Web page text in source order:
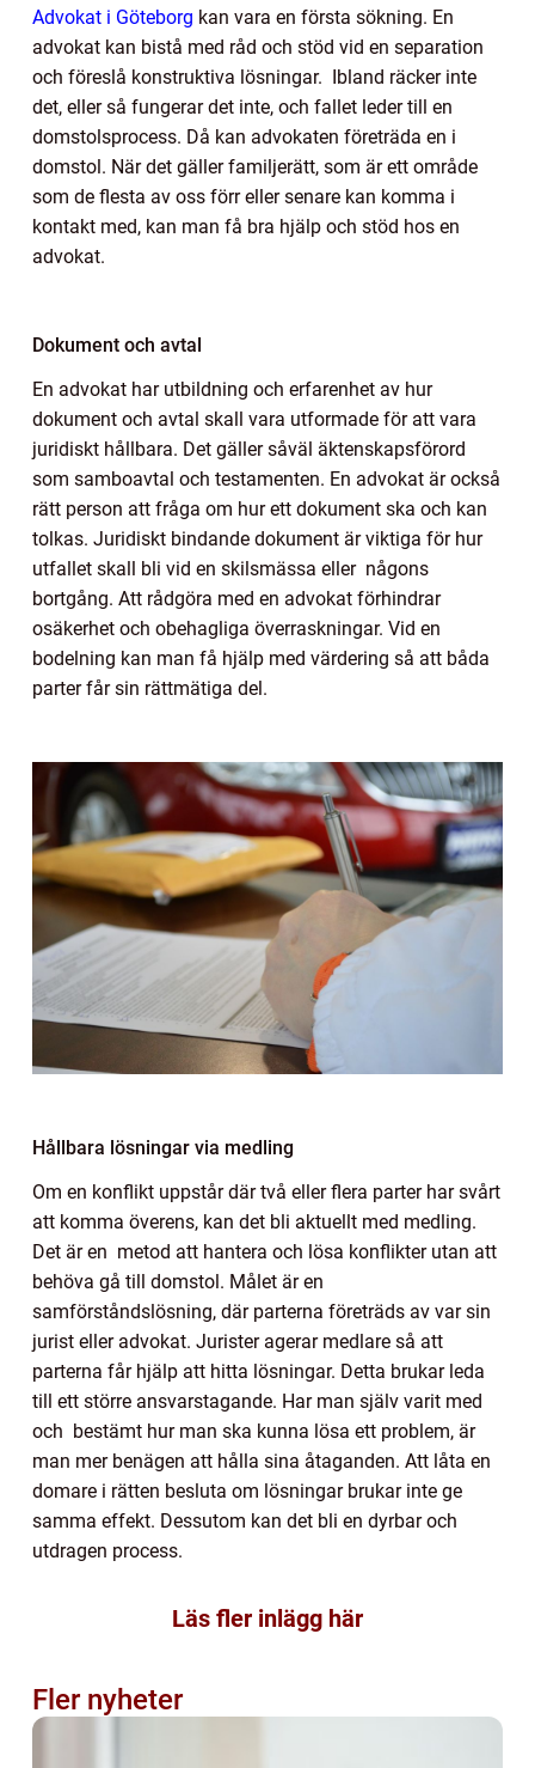
Advokat i Göteborg kan vara en första sökning. En
advokat kan bistå med råd och stöd vid en separation
och föreslå konstruktiva lösningar. Ibland räcker inte
det, eller så fungerar det inte, och fallet leder till en
domstolsprocess. Då kan advokaten företräda en i
domstol. När det gäller familjerätt, som är ett område
som de flesta av oss förr eller senare kan komma i
kontakt med, kan man få bra hjälp och stöd hos en
advokat.
Dokument och avtal
En advokat har utbildning och erfarenhet av hur
dokument och avtal skall vara utformade för att vara
juridiskt hållbara. Det gäller såväl äktenskapsförord
som samboavtal och testamenten. En advokat är också
rätt person att fråga om hur ett dokument ska och kan
tolkas. Juridiskt bindande dokument är viktiga för hur
utfallet skall bli vid en skilsmässa eller någons
bortgång. Att rådgöra med en advokat förhindrar
osäkerhet och obehagliga överraskningar. Vid en
bodelning kan man få hjälp med värdering så att båda
parter får sin rättmätiga del.
Hållbara lösningar via medling
Om en konflikt uppstår där två eller flera parter har svårt
att komma överens, kan det bli aktuellt med medling.
Det är en metod att hantera och lösa konflikter utan att
behöva gå till domstol. Målet är en
samförståndslösning, där parterna företräds av var sin
jurist eller advokat. Jurister agerar medlare så att
parterna får hjälp att hitta lösningar. Detta brukar leda
till ett större ansvarstagande. Har man själv varit med
och bestämt hur man ska kunna lösa ett problem, är
man mer benägen att hålla sina åtaganden. Att låta en
domare i rätten besluta om lösningar brukar inte ge
samma effekt. Dessutom kan det bli en dyrbar och
utdragen process.
Läs fler inlägg här
Fler nyheter